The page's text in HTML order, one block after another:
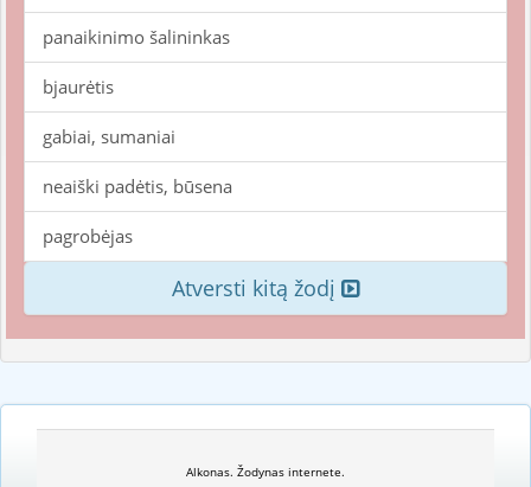
panaikinimo šalininkas
bjaurėtis
gabiai, sumaniai
neaiški padėtis, būsena
pagrobėjas
Atversti kitą žodį
Alkonas. Žodynas internete.